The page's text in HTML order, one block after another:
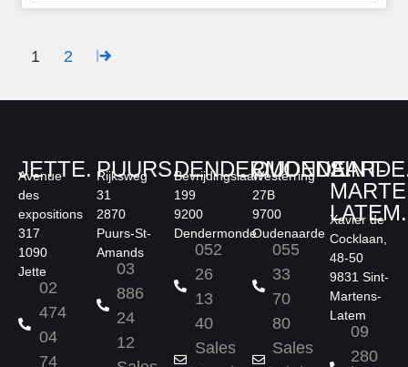
1 2
JETTE.
Avenue
des
expositions
317
1090
Jette
02
474
04
74
PUURS.
Rijksweg
31
2870
Puurs-St-
Amands
03
886
24
12
DENDERMONDE.
Bevrijdingslaan
199
9200
Dendermonde
052
26
13
40
Sales
Westerring
27B
9700
Oudenaarde
055
33
70
80
Sales
SINT-
LATEM.
Xavier de
Cocklaan,
48-50
9831 Sint-
Martens-
Latem
09
280